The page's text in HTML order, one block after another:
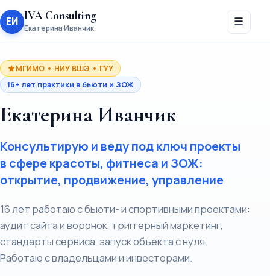
ЕИ IVA Consulting
Екатерина Иванчик
☰
МГИМО • НИУ ВШЭ • ГУУ
16+ лет практики в бьюти и ЗОЖ
Екатерина Иванчик
Консультирую и веду под ключ проекты
в сфере красоты, фитнеса и ЗОЖ:
открытие, продвижение, управление
16 лет работаю с бьюти- и спортивными проектами:
аудит сайта и воронок, триггерный маркетинг,
стандарты сервиса, запуск объекта с нуля.
Работаю с владельцами и инвесторами.